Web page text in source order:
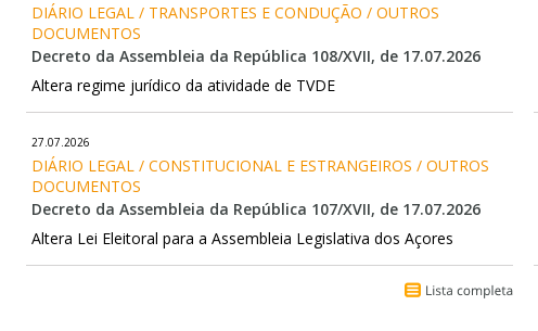
DIÁRIO LEGAL / TRANSPORTES E CONDUÇÃO / OUTROS
DOCUMENTOS
Decreto da Assembleia da República 108/XVII, de 17.07.2026
Altera regime jurídico da atividade de TVDE
27.07.2026
DIÁRIO LEGAL / CONSTITUCIONAL E ESTRANGEIROS / OUTROS
DOCUMENTOS
Decreto da Assembleia da República 107/XVII, de 17.07.2026
Altera Lei Eleitoral para a Assembleia Legislativa dos Açores